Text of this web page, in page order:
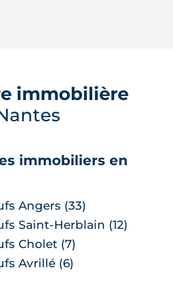
désormais à cibler la
ville, du plan Pleine
immobilière
immobiliers en
Angers (33)
Saint-Herblain (12)
Cholet (7)
Avrillé (6)
La Chapelle-sur-